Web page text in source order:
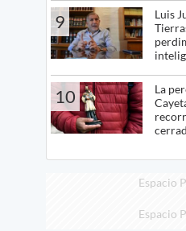
9
Luis
10
La
Espacio
Espacio